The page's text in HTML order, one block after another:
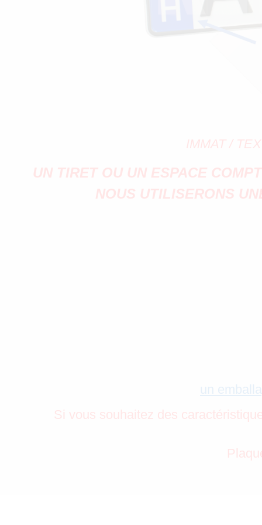
IMMAT /
UN TIRET OU UN ESPACE
NOUS UTILISERONS
un
Si vous souhaitez des